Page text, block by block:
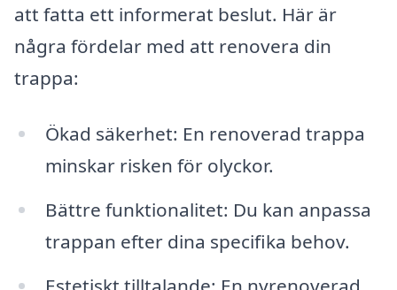
att fatta ett informerat beslut. Här är
några fördelar med att renovera din
trappa:
Ökad säkerhet: En renoverad trappa
minskar risken för olyckor.
Bättre funktionalitet: Du kan anpassa
trappan efter dina specifika behov.